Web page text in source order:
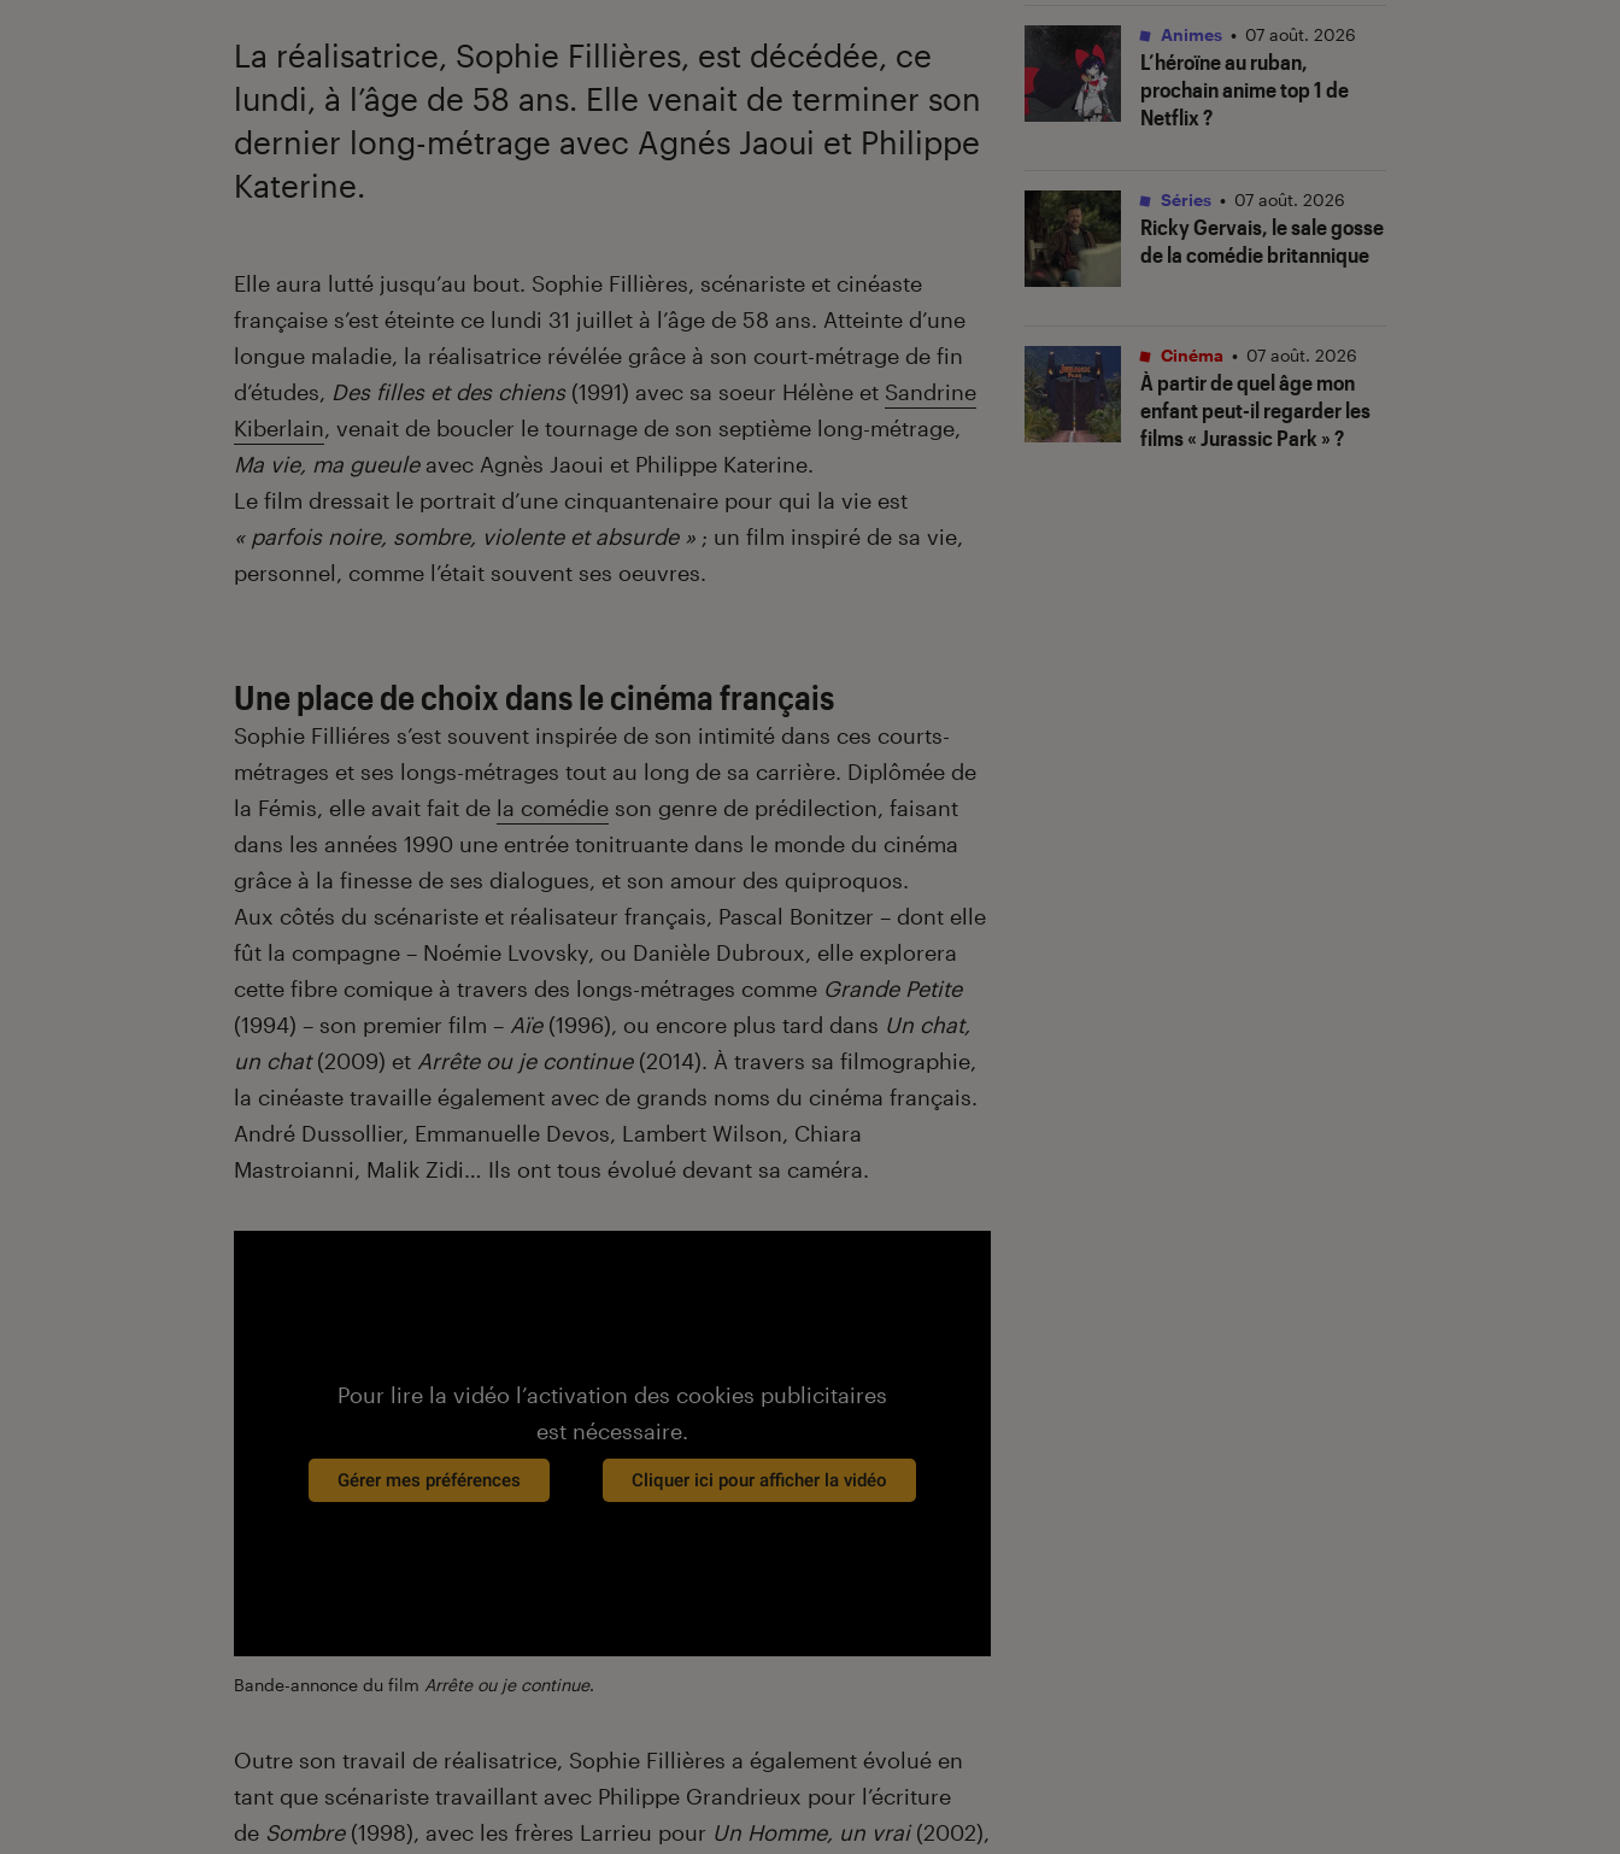
La réalisatrice, Sophie Fillières, est décédée, ce
lundi, à l’âge de 58 ans. Elle venait de terminer son
dernier long-métrage avec Agnés Jaoui et Philippe
Katerine.
Introduction
Elle aura lutté jusqu’au bout. Sophie Fillières, scénariste et cinéaste
française s’est éteinte ce lundi 31 juillet à l’âge de 58 ans. Atteinte d’une
longue maladie, la réalisatrice révélée grâce à son court-métrage de fin
d’études, Des filles et des chiens(1991) avec sa soeur Hélène et Sandrine
Kiberlain, venait de boucler le tournage de son septième long-métrage,
Ma vie, ma gueuleavec Agnès Jaoui et Philippe Katerine.
Le film dressait le portrait d’une cinquantenaire pour qui la vie est
« parfois noire, sombre, violente et absurde » ; un film inspiré de sa vie,
personnel, comme l’était souvent ses oeuvres.
Une place de choix dans le cinéma français
Sophie Filliéres s’est souvent inspirée de son intimité dans ces courts-
métrages et ses longs-métrages tout au long de sa carrière. Diplômée de
la Fémis, elle avait fait de la comédie son genre de prédilection, faisant
dans les années 1990 une entrée tonitruante dans le monde du cinéma
grâce à la finesse de ses dialogues, et son amour des quiproquos.
Aux côtés du scénariste et réalisateur français, Pascal Bonitzer – dont elle
fût la compagne – Noémie Lvovsky, ou Danièle Dubroux, elle explorera
cette fibre comique à travers des longs-métrages comme Grande Petite
(1994) – son premier film – Aïe(1996), ou encore plus tard dans Un chat,
un chat(2009) et Arrête ou je continue(2014). À travers sa filmographie,
la cinéaste travaille également avec de grands noms du cinéma français.
André Dussollier, Emmanuelle Devos, Lambert Wilson, Chiara
Mastroianni, Malik Zidi… Ils ont tous évolué devant sa caméra.
Pour lire la vidéo l’activation des cookies publicitaires
est nécessaire.
Gérer mes préférences Cliquer ici pour afficher la vidéo
Bande-annonce du film Arrête ou je continue.
Outre son travail de réalisatrice, Sophie Fillières a également évolué en
tant que scénariste travaillant avec Philippe Grandrieux pour l’écriture
de Sombre(1998), avec les frères Larrieu pour Un Homme, un vrai(2002),
L’héroïne au ruban,
prochain anime top 1 de
Netflix ?
Animes • 07 août. 2026
Ricky Gervais, le sale gosse
de la comédie britannique
Séries • 07 août. 2026
À partir de quel âge mon
enfant peut-il regarder les
films « Jurassic Park » ?
Cinéma • 07 août. 2026